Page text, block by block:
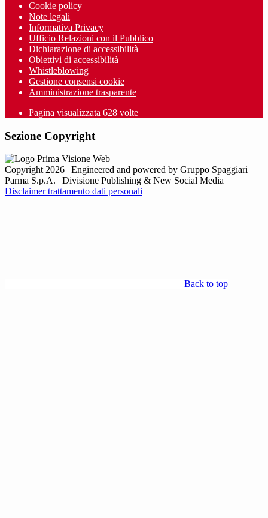
Cookie policy
Note legali
Informativa Privacy
Ufficio Relazioni con il Pubblico
Dichiarazione di accessibilità
Obiettivi di accessibilità
Whistleblowing
Gestione consensi cookie
Amministrazione trasparente
Pagina visualizzata 628 volte
Sezione Copyright
Copyright 2026 | Engineered and powered by Gruppo Spaggiari
Parma S.p.A. | Divisione Publishing & New Social Media
Disclaimer trattamento dati personali
Back to top